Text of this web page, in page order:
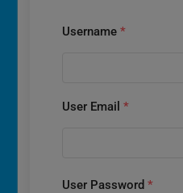
Username *
User Email *
User Password *